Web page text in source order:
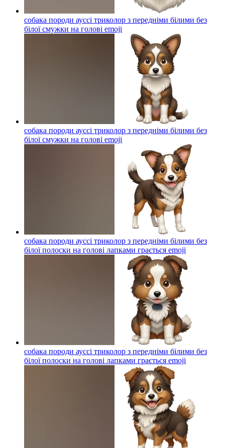
собака породи ауссі триколор з передніми білими без
білої смужки на голові emoji
собака породи ауссі триколор з передніми білими без
білої смужки на голові emoji
собака породи ауссі триколор з передніми білими без
білої полоски на голові лапками грається emoji
собака породи ауссі триколор з передніми білими без
білої полоски на голові лапками грається emoji